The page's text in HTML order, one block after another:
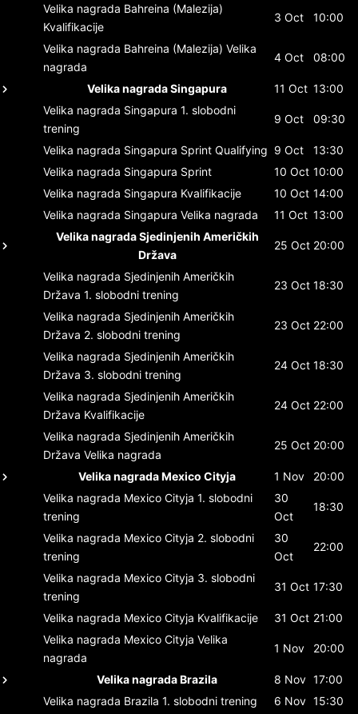
Velika nagrada Bahreina (Malezija)
Kvalifikacije
3 Oct 10:00
Velika nagrada Bahreina (Malezija) Velika
nagrada
4 Oct 08:00
Velika nagrada Singapura 11 Oct 13:00
Velika nagrada Singapura 1. slobodni
trening
9 Oct 09:30
Velika nagrada Singapura Sprint Qualifying 9 Oct
13:30
Velika nagrada Singapura Sprint 10 Oct 10:00
Velika nagrada Singapura Kvalifikacije 10 Oct 14:00
Velika nagrada Singapura Velika nagrada 11 Oct 13:00
Velika nagrada Sjedinjenih Američkih
Država
25 Oct 20:00
Velika nagrada Sjedinjenih Američkih
Država 1. slobodni trening
23 Oct 18:30
Velika nagrada Sjedinjenih Američkih
Država 2. slobodni trening
23 Oct 22:00
Velika nagrada Sjedinjenih Američkih
Država 3. slobodni trening
24 Oct 18:30
Velika nagrada Sjedinjenih Američkih
Država Kvalifikacije
24 Oct 22:00
Velika nagrada Sjedinjenih Američkih
Država Velika nagrada
25 Oct 20:00
Velika nagrada Mexico Cityja 1 Nov
20:00
Velika nagrada Mexico Cityja 1. slobodni
trening
30
Oct
18:30
Velika nagrada Mexico Cityja 2. slobodni
trening
30
Oct
22:00
Velika nagrada Mexico Cityja 3. slobodni
trening
31 Oct 17:30
Velika nagrada Mexico Cityja Kvalifikacije 31 Oct 21:00
Velika nagrada Mexico Cityja Velika
nagrada
1 Nov 20:00
Velika nagrada Brazila 8 Nov 17:00
Velika nagrada Brazila 1. slobodni trening 6 Nov 15:30